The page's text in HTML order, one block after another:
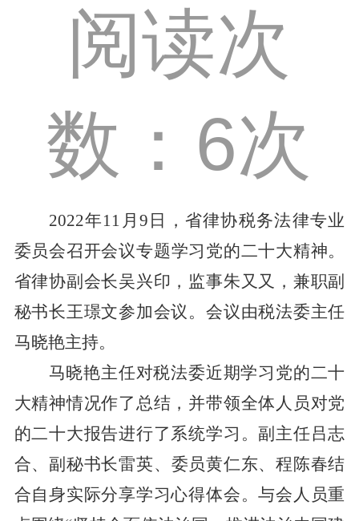
阅读次
数：6次
2022年11 月 9 日， 省律协税务法律专业
委员会召开会议专题学习党的二十大精神。
省律协副会长吴兴印 ，监事朱又又，兼职副
秘书长王璟文参加会议 。会议由税法委主任
马晓艳主持。
马晓艳主任对税法委近期学习党的二十
大精神情况作了总结，并带领全体人 员对党
的二十大报告进行了系统学习 。副主任吕志
合、副 秘书长雷英、委员黄仁东、程陈春结
合自身实际分享学习心得体会。与会人员重